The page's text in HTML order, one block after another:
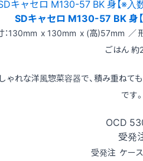
SDキャセロ M130-57 BK 身
：130mm x 130mm x (高)57mm ／
ごはん
ゃれな洋風惣菜容器で、積み重ねて
です。
OCD
受発
受発注 ケー